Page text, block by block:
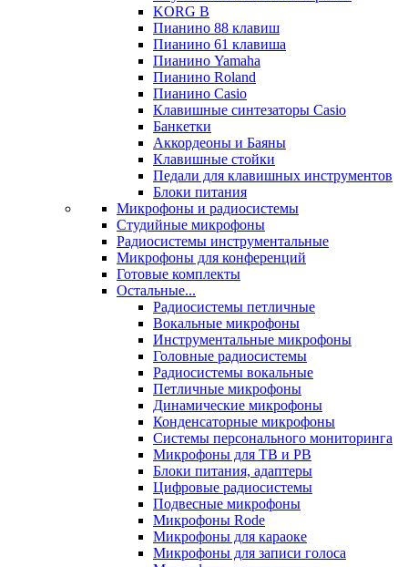
KORG B
Пианино 88 клавиш
Пианино 61 клавиша
Пианино Yamaha
Пианино Roland
Пианино Casio
Клавишные синтезаторы Casio
Банкетки
Аккордеоны и Баяны
Клавишные стойки
Педали для клавишных инструментов
Блоки питания
Микрофоны и радиосистемы
Студийные микрофоны
Радиосистемы инструментальные
Микрофоны для конференций
Готовые комплекты
Остальные...
Радиосистемы петличные
Вокальные микрофоны
Инструментальные микрофоны
Головные радиосистемы
Радиосистемы вокальные
Петличные микрофоны
Динамические микрофоны
Конденсаторные микрофоны
Системы персонального мониторинга
Микрофоны для ТВ и РВ
Блоки питания, адаптеры
Цифровые радиосистемы
Подвесные микрофоны
Микрофоны Rode
Микрофоны для караоке
Микрофоны для записи голоса